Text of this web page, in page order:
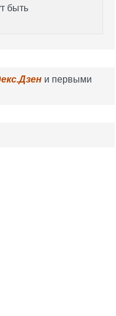
быть
и первыми